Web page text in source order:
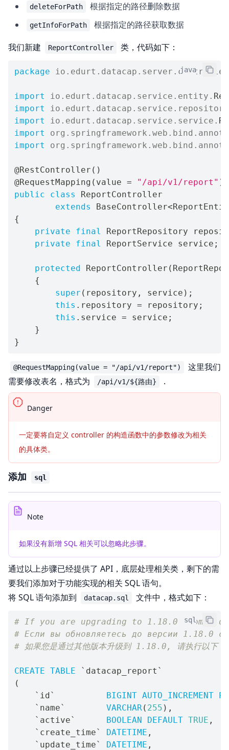
deleteForPath 根据指定的路径删除数据
getInfoForPath
根据指定的路径获取数据
我们新建
ReportController 类，代码如下：
java
package io . edurt . datacap . server . controller
import io . edurt . datacap . service . entity .
import
io . edurt . datacap . service . repository
import
io . edurt . datacap . service . service .
import
org . springframework . web . bind .
import
org . springframework . web . bind .
@RestController ( )
@RequestMapping ( value = "/api/v1/report" )
public
class
ReportController
extends
BaseController<
{
private
final ReportRepository
private
final ReportService service ;
protected ReportController (
{
super ( repository , service ) ;
this . repository = repository ;
this . service = service ;
}
}
@RequestMapping(value = "/api/v1/report")
这里我们
需要修改表名，格式为
/api/v1/${路由} .
Danger
一定要将自定义 controller 的构造函数中的参数修改为相关
的具体类。
添加 sql
Note
如果没有新增 SQL 相关可以忽略此步骤。
通过以上步骤已经提供了 API，底层处理相关类，剩下的需
要我们添加对于功能实现的相关 SQL 语句。
将 SQL 语句添加到
datacap.sql 文件中，格式如下：
sql
# If you are upgrading to 1.18.0 from a
# Если вы обновляетесь до версии 1.18.0 с
# 如果您是通过其他版本升级到 1.18.0, 请执行以下
CREATE TABLE ` datacap_report `
(
` id` BIGINT AUTO_INCREMENT
` name` VARCHAR( 255 ) ,
` active` BOOLEAN DEFAULT TRUE ,
` create_time` DATETIME ,
` update_time` DATETIME ,